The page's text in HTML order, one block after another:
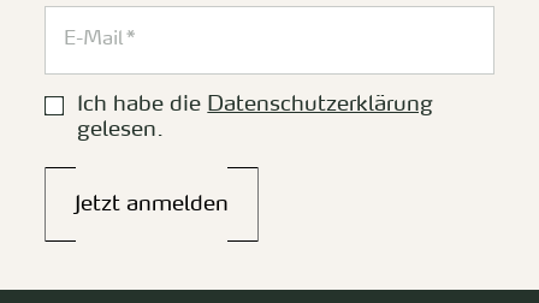
Ich habe die Datenschutzerklärung
gelesen.
Jetzt anmelden